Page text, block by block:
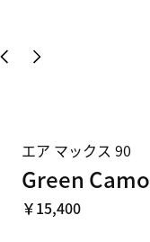
エア マックス 90
Green Camo
￥15,400